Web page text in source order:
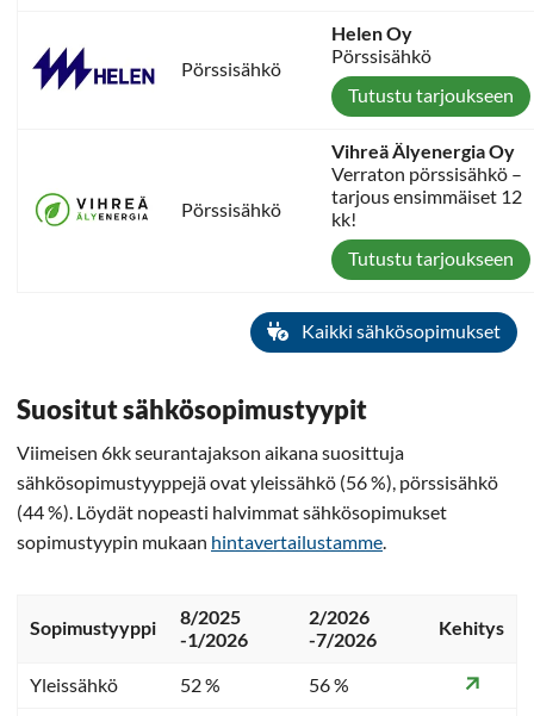
Pörssisähkö
Helen Oy
Pörssisähkö
Tutustu tarjoukseen
Pörssisähkö
Vihreä Älyenergia Oy
Verraton pörssisähkö –
tarjous ensimmäiset 12
kk!
Tutustu tarjoukseen
Kaikki sähkösopimukset
Suositut sähkösopimustyypit
Viimeisen 6kk seurantajakson aikana suosittuja
sähkösopimustyyppejä ovat yleissähkö (56 %), pörssisähkö
(44 %). Löydät nopeasti halvimmat sähkösopimukset
sopimustyypin mukaan hintavertailustamme
Sopimustyyppi
8/2025
-1/2026
2/2026
-7/2026
Kehitys
Yleissähkö 52 %
56 %